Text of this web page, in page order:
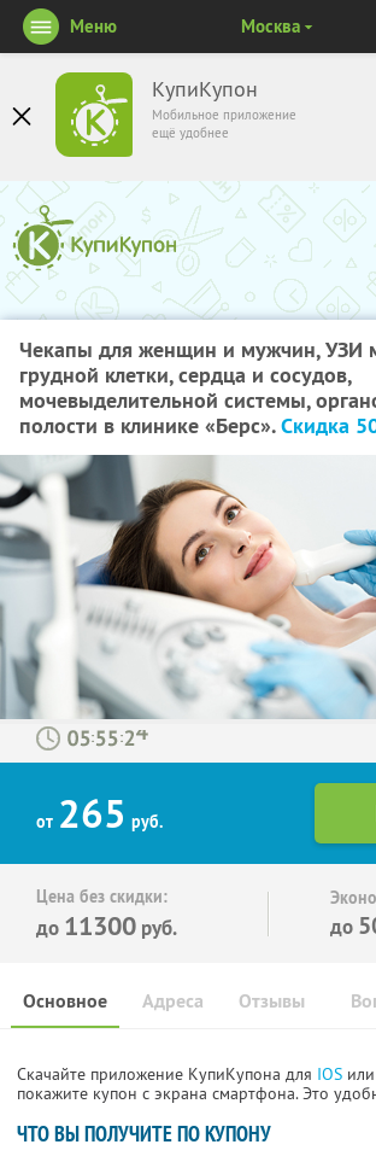
КупиКупон
Мобильное приложение
ещё удобнее
Меню Москва
Чекапы для женщин и мужчин, УЗИ
грудной клетки, сердца и сосудов,
мочевыделительной системы,
полости в клинике «Берс».Скидка
: :
от 265 руб.
Цена без скидки:
до 11300 руб. до
Основное Отзывы
Адреса
Скачайте приложение КупиКупона для IOS или
покажите купон с экрана смартфона. Это
ЧТО ВЫ ПОЛУЧИТЕ ПО КУПОНУ